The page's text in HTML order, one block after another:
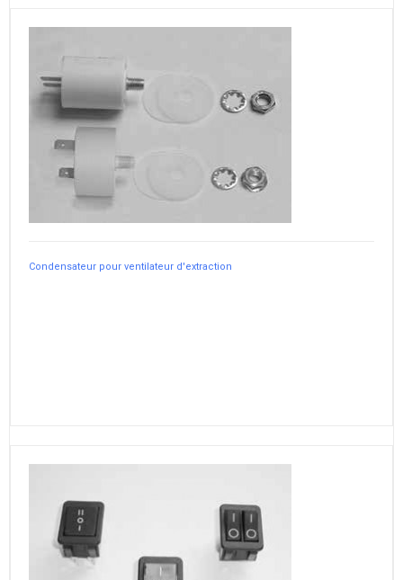
Condensateur pour ventilateur d'extraction